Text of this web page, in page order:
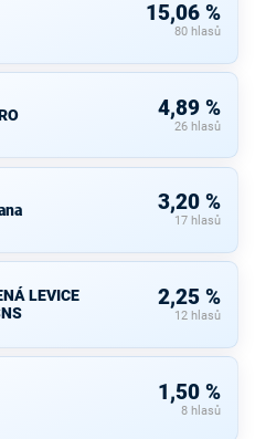
15,06 %
80 hlasů
4,89 %
26 hlasů
3,20 %
17 hlasů
LEVICE
2,25 %
12 hlasů
1,50 %
8 hlasů